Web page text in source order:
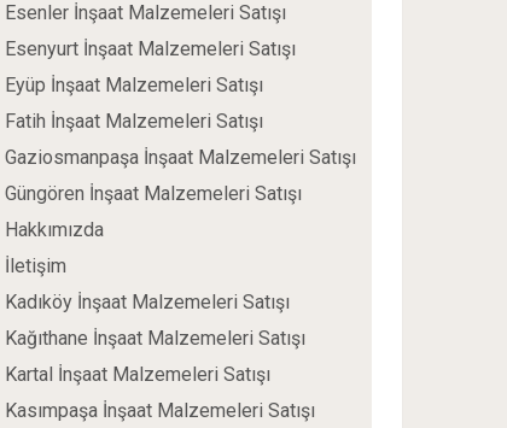
Esenler İnşaat Malzemeleri Satışı
Esenyurt İnşaat Malzemeleri Satışı
Eyüp İnşaat Malzemeleri Satışı
Fatih İnşaat Malzemeleri Satışı
Gaziosmanpaşa İnşaat Malzemeleri Satışı
Güngören İnşaat Malzemeleri Satışı
Hakkımızda
İletişim
Kadıköy İnşaat Malzemeleri Satışı
Kağıthane İnşaat Malzemeleri Satışı
Kartal İnşaat Malzemeleri Satışı
Kasımpaşa İnşaat Malzemeleri Satışı